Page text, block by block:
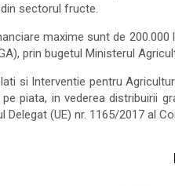
sectorul fructe.
maxime sunt de
prin bugetul Ministerul
si Interventie pentru
piata, in vederea distribuirii
Delegat (UE) nr. 1165/2017 al